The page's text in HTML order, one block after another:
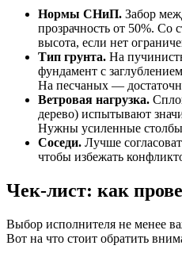
Нормы СНиП. Забор
прозрачность от 50%.
высота, если нет
Тип грунта. На
фундамент с
На песчаных —
Ветровая нагрузка.
дерево) испытывают
Нужны усиленные
Соседи. Лучше
чтобы избежать
Чек-лист: как
Выбор исполнителя не менее
Вот на что стоит обратить